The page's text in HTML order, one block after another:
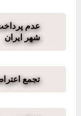
عدم
شهر ایران
تجمع